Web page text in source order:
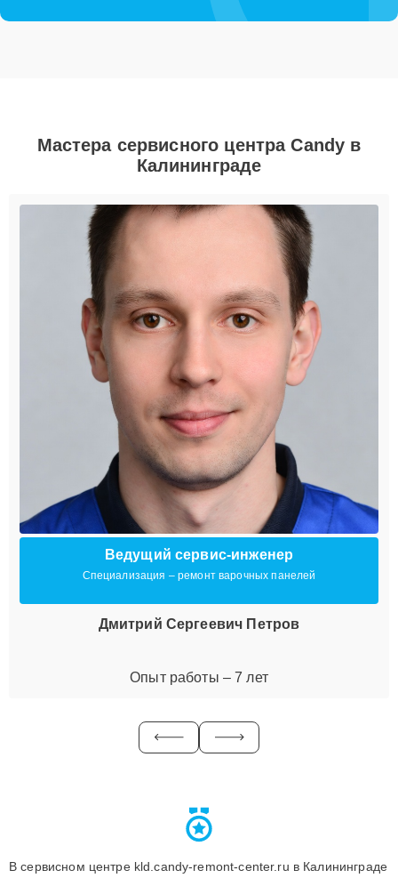
Мастера сервисного центра Candy в
Калининграде
Ведущий сервис-инженер
Специализация – ремонт варочных панелей
Дмитрий Сергеевич Петров
Опыт работы – 7 лет
В сервисном центре kld.candy-remont-center.ru в Калининграде